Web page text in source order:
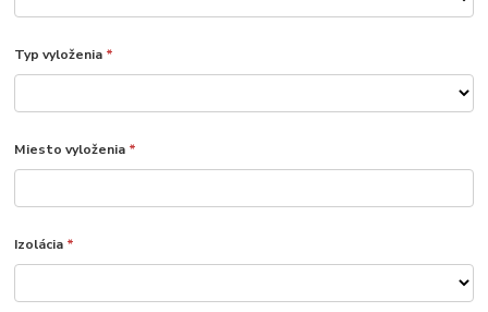
Typ vyloženia *
Miesto vyloženia *
Izolácia *